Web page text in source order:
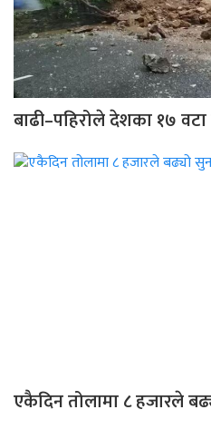
बाढी–पहिरोले देशका १७
एकैदिन तोलामा ८ हजारले